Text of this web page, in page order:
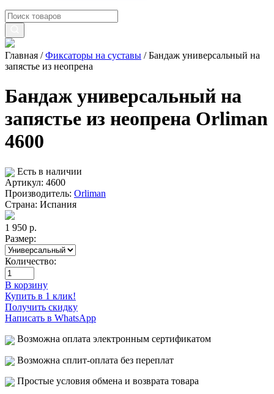
Главная /Фиксаторы на суставы /Бандаж универсальный на
запястье из неопрена
Бандаж универсальный на
запястье из неопрена Orliman
4600
Есть в наличии
Артикул: 4600
Производитель: Orliman
Страна: Испания
1 950 р.
Размер:
Количество:
В корзину
Купить в 1 клик!
Получить скидку
Написать в WhatsApp
Возможна оплата электронным сертификатом
Возможна сплит-оплата без переплат
Простые условия обмена и возврата товара